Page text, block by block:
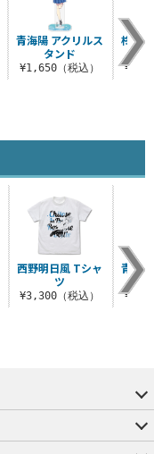
青海陽 アクリルス
タンド
¥1,650（税込）
柊夕
西野明日風 Tシャ
ツ
¥3,300（税込）
青海
（ナ